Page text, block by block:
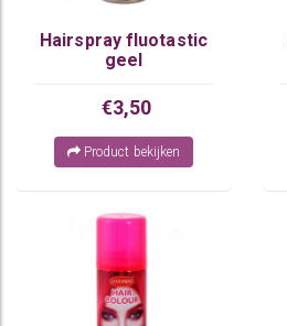
Hairspray fluotastic
geel
€3,50
Product bekijken